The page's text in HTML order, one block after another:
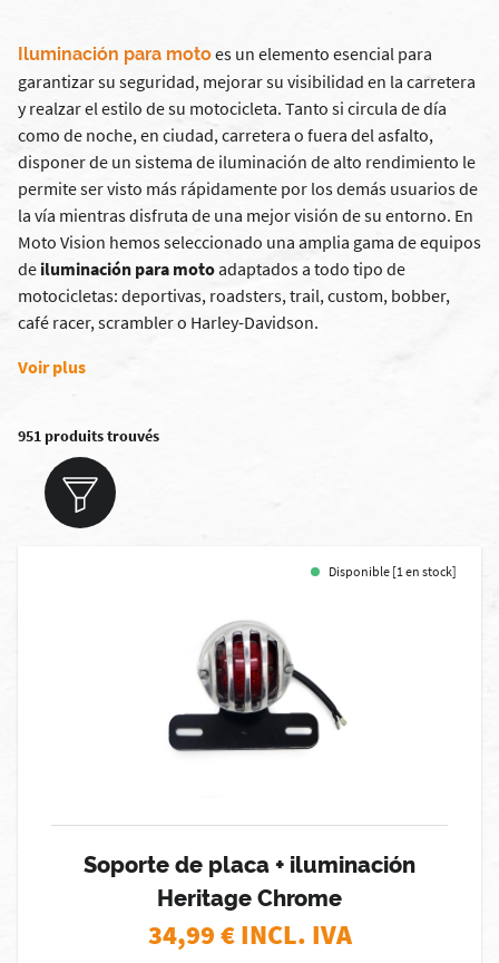
Iluminación para motoes un elemento esencial para
garantizar su seguridad, mejorar su visibilidad en la carretera
y realzar el estilo de su motocicleta. Tanto si circula de día
como de noche, en ciudad, carretera o fuera del asfalto,
disponer de un sistema de iluminación de alto rendimiento le
permite ser visto más rápidamente por los demás usuarios de
la vía mientras disfruta de una mejor visión de su entorno. En
Moto Vision hemos seleccionado una amplia gama de equipos
deiluminación para motoadaptados a todo tipo de
motocicletas: deportivas, roadsters, trail, custom, bobber,
café racer, scrambler o Harley-Davidson.
Voir plus
951 produits trouvés
Disponible [1 en stock]
Soporte de placa + iluminación
Heritage Chrome
34,99€ INCL. IVA